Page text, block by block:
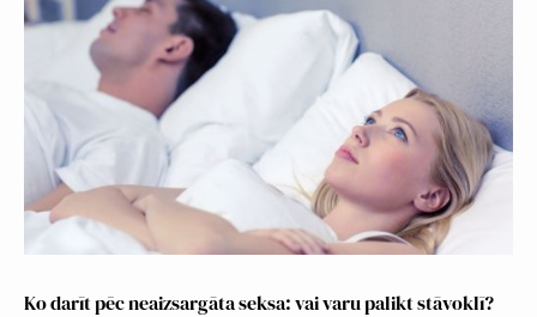
Ko darīt pēc neaizsargāta seksa: vai varu palikt stāvoklī?